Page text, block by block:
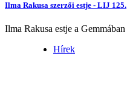
Ilma Rakusa szerzői estje - LIJ 125.
Ilma Rakusa estje a Gemmában
Hírek